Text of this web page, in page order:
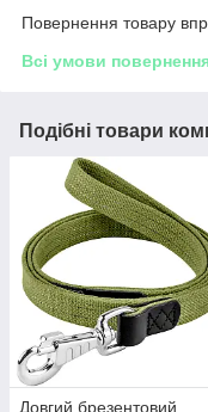
Повернення товару
Всі умови
Подібні товари
Довгий брезентовий